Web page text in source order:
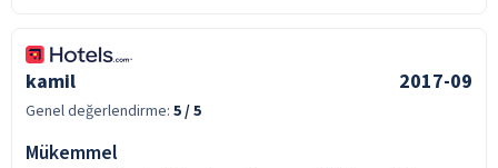
kamil 2017-09
Genel değerlendirme: 5/ 5
Mükemmel